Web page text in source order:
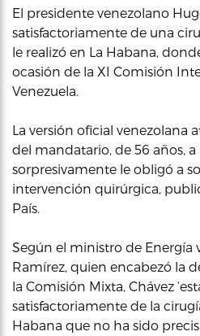
El presidente venezolano
satisfactoriamente de una
le realizó en La Habana,
ocasión de la XI Comisión
Venezuela.
La versión oficial venezolana
del mandatario, de 56 años, a
sorpresivamente le obligó a
intervención quirúrgica,
País.
Según el ministro de Energía
Ramírez, quien encabezó la
la Comisión Mixta, Chávez
satisfactoriamente de la
Habana que no ha sido